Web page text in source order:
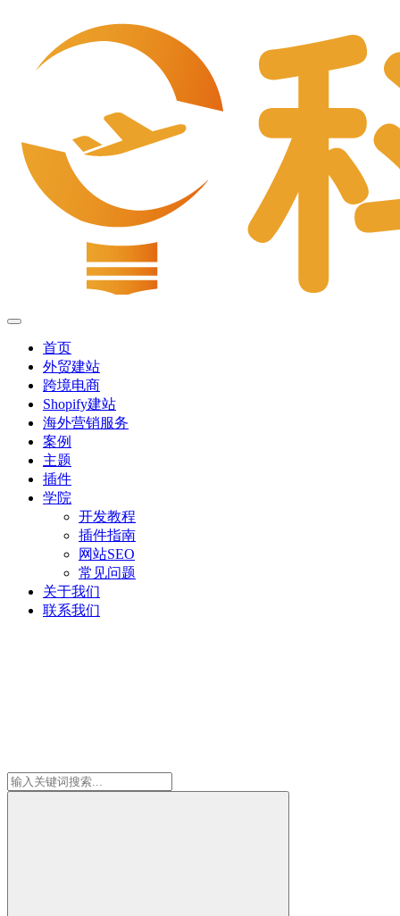
首页
外贸建站
跨境电商
Shopify建站
海外营销服务
案例
主题
插件
学院
开发教程
插件指南
网站SEO
常见问题
关于我们
联系我们